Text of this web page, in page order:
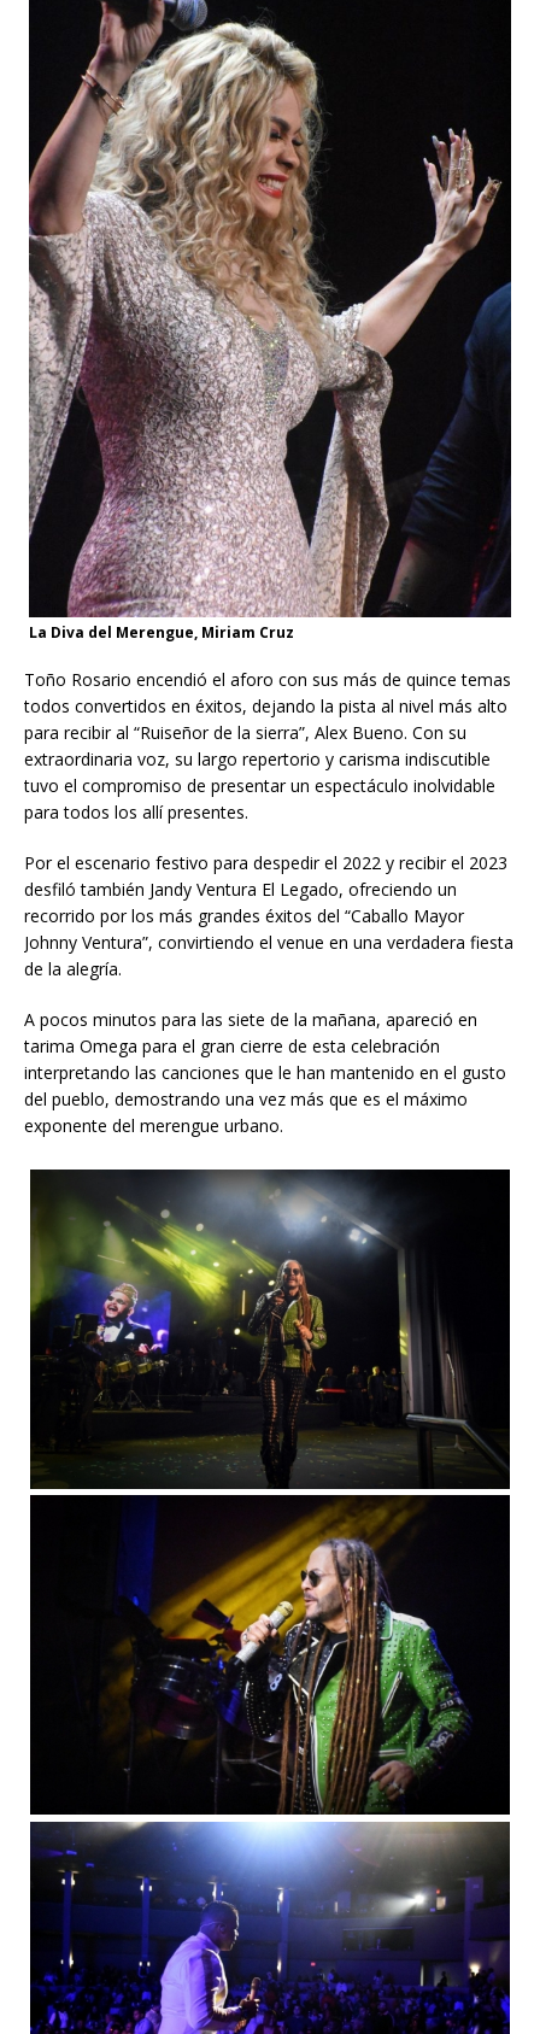
La Diva del Merengue, Miriam Cruz
Toño Rosario encendió el aforo con sus más de quince temas
todos convertidos en éxitos, dejando la pista al nivel más alto
para recibir al “Ruiseñor de la sierra”, Alex Bueno. Con su
extraordinaria voz, su largo repertorio y carisma indiscutible
tuvo el compromiso de presentar un espectáculo inolvidable
para todos los allí presentes.
Por el escenario festivo para despedir el 2022 y recibir el 2023
desfiló también Jandy Ventura El Legado, ofreciendo un
recorrido por los más grandes éxitos del “Caballo Mayor
Johnny Ventura”, convirtiendo el venue en una verdadera fiesta
de la alegría.
A pocos minutos para las siete de la mañana, apareció en
tarima Omega para el gran cierre de esta celebración
interpretando las canciones que le han mantenido en el gusto
del pueblo, demostrando una vez más que es el máximo
exponente del merengue urbano.